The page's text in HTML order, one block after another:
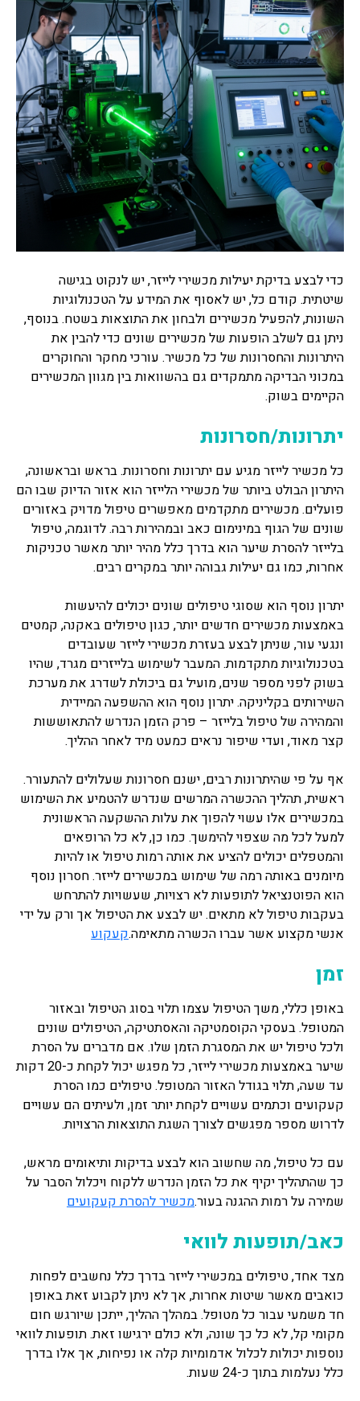
כדי לבצע בדיקת יעילות מכשירי לייזר, יש לנקוט בגישה
שיטתית. קודם כל, יש לאסוף את המידע על הטכנולוגיות
השונות, להפעיל מכשירים ולבחון את התוצאות בשטח. בנוסף,
ניתן גם לשלב הופעות של מכשירים שונים כדי להבין את
היתרונות והחסרונות של כל מכשיר. עורכי מחקר והחוקרים
במכוני הבדיקה מתמקדים גם בהשוואות בין מגוון המכשירים
הקיימים בשוק.
יתרונות/חסרונות
כל מכשיר לייזר מגיע עם יתרונות וחסרונות. בראש ובראשונה,
היתרון הבולט ביותר של מכשירי הלייזר הוא אזור הדיוק שבו הם
פועלים. מכשירים מתקדמים מאפשרים טיפול מדויק באזורים
שונים של הגוף במינימום כאב ובמהירות רבה. לדוגמה, טיפול
בלייזר להסרת שיער הוא בדרך כלל מהיר יותר מאשר טכניקות
אחרות, כמו גם יעילות גבוהה יותר במקרים רבים.
יתרון נוסף הוא שסוגי טיפולים שונים יכולים להיעשות
באמצעות מכשירים חדשים יותר, כגון טיפולים באקנה, קמטים
ונגעי עור, שניתן לבצע בעזרת מכשירי לייזר שעובדים
בטכנולוגיות מתקדמות. המעבר לשימוש בלייזרים מגרד, שהיו
בשוק לפני מספר שנים, מועיל גם ביכולת לשדרג את מערכת
השירותים בקליניקה. יתרון נוסף הוא ההשפעה המיידית
והמהירה של טיפול בלייזר – פרק הזמן הנדרש להתאוששות
קצר מאוד, ועדי שיפור נראים כמעט מיד לאחר ההליך.
אף על פי שהיתרונות רבים, ישנם חסרונות שעלולים להתעורר.
ראשית, תהליך ההכשרה המרשים שנדרש להטמיע את השימוש
במכשירים אלו עשוי להפוך את עלות ההשקעה הראשונית
למעל לכל מה שצפוי להימשך. כמו כן, לא כל הרופאים
והמטפלים יכולים להציע את אותה רמות טיפול או להיות
מיומנים באותה רמה של שימוש במכשירים לייזר. חסרון נוסף
הוא הפוטנציאל לתופעות לא רצויות, שעשויות להתרחש
בעקבות טיפול לא מתאים. יש לבצע את הטיפול אך ורק על ידי
אנשי מקצוע אשר עברו הכשרה מתאימה.קעקוע
זמן
באופן כללי, משך הטיפול עצמו תלוי בסוג הטיפול ובאזור
המטופל. בעסקי הקוסמטיקה והאסתטיקה, הטיפולים שונים
ולכל טיפול יש את המסגרת הזמן שלו. אם מדברים על הסרת
שיער באמצעות מכשירי לייזר, כל מפגש יכול לקחת כ-20 דקות
עד שעה, תלוי בגודל האזור המטופל. טיפולים כמו הסרת
קעקועים וכתמים עשויים לקחת יותר זמן, ולעיתים הם עשויים
לדרוש מספר מפגשים לצורך השגת התוצאות הרצויות.
עם כל טיפול, מה שחשוב הוא לבצע בדיקות ותיאומים מראש,
כך שהתהליך יקיף את כל הזמן הנדרש ללקוח ויכלול הסבר על
שמירה על רמות ההגנה בעור.מכשיר להסרת קעקועים
כאב/תופעות לוואי
מצד אחד, טיפולים במכשירי לייזר בדרך כלל נחשבים לפחות
כואבים מאשר שיטות אחרות, אך לא ניתן לקבוע זאת באופן
חד משמעי עבור כל מטופל. במהלך ההליך, ייתכן שיורגש חום
מקומי קל, לא כל כך שונה, ולא כולם ירגישו זאת. תופעות לוואי
נוספות יכולות לכלול אדמומיות קלה או נפיחות, אך אלו בדרך
כלל נעלמות בתוך כ-24 שעות.